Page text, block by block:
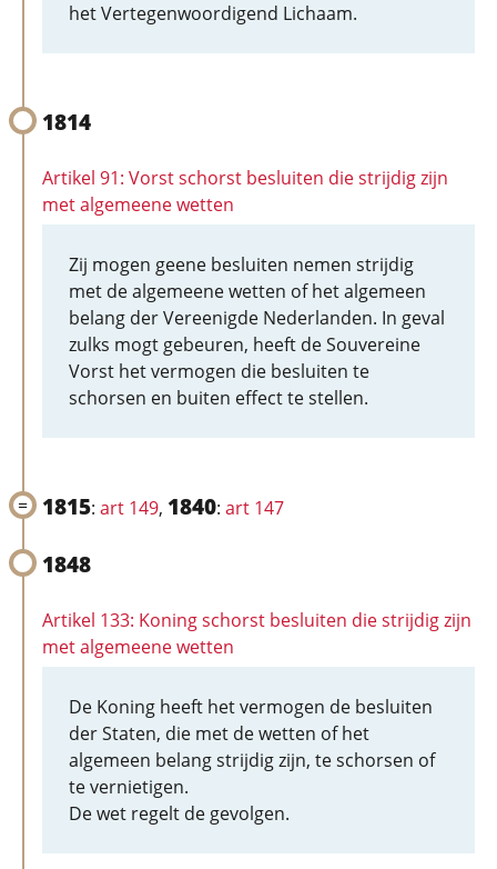
het Vertegenwoordigend Lichaam.
1814
Artikel 91: Vorst schorst besluiten die strijdig zijn
met algemeene wetten
Zij mogen geene besluiten nemen strijdig
met de algemeene wetten of het algemeen
belang der Vereenigde Nederlanden. In geval
zulks mogt gebeuren, heeft de Souvereine
Vorst het vermogen die besluiten te
schorsen en buiten effect te stellen.
1815: art 149, 1840: art 147
1848
Artikel 133: Koning schorst besluiten die strijdig zijn
met algemeene wetten
De Koning heeft het vermogen de besluiten
der Staten, die met de wetten of het
algemeen belang strijdig zijn, te schorsen of
te vernietigen.
De wet regelt de gevolgen.